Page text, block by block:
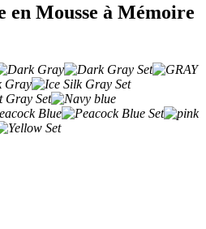
en Mousse à Mémoire